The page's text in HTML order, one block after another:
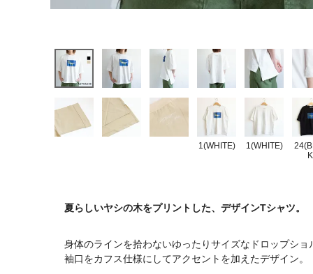
1(WHITE) 1(WHITE)
夏らしいヤシの木をプリントした、デザインTシャツ。
身体のラインを拾わないゆったりサイズなドロップショ
袖口をカフス仕様にしてアクセントを加えたデザイン。